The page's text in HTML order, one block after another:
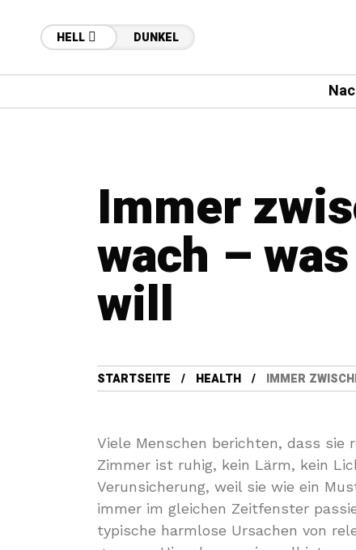
HELL DUNKEL
Immer
wach –
will
STARTSEITE HEALTH IMMER
Viele Menschen berichten, dass sie
Zimmer ist ruhig, kein Lärm, kein
Verunsicherung, weil sie wie ein
immer im gleichen Zeitfenster
typische harmlose Ursachen von